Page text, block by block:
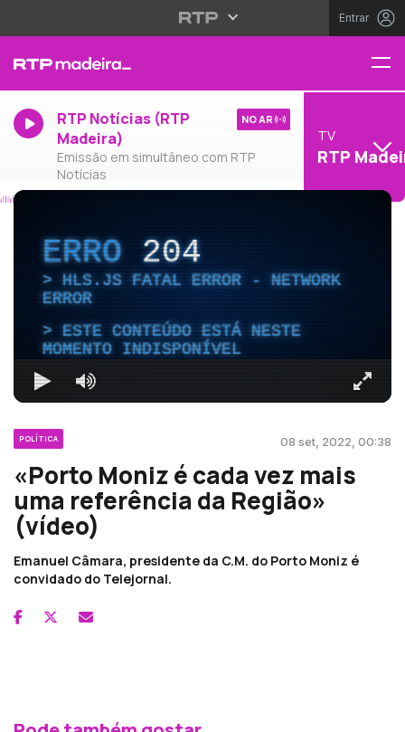
Entrar
RTP Notícias (RTP
Madeira)
Emissão em simultâneo com RTP
Notícias
NO AR
TV
RTP
ERRO204
HLS.JS FATAL ERROR - NETWORK
ERROR
ESTE CONTEÚDO ESTÁ NESTE
MOMENTO INDISPONÍVEL
POLÍTICA 08 set, 2022, 00:38
«Porto Moniz é cada vez mais
uma referência da Região»
(vídeo)
Emanuel Câmara, presidente da C.M. do Porto Moniz é
convidado do Telejornal.